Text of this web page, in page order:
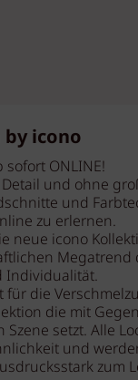
by icono
ONLINE!
und ohne
und
zu erlernen.
neue icono
Megatrend
Individualität.
für die
die mit
setzt. Alle
und
zum